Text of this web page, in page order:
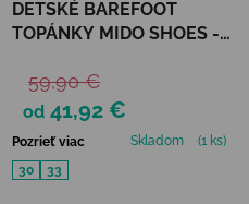
DETSKÉ BAREFOOT
TOPÁNKY MIDO SHOES -
od 41,92 €
59,90 €
Pozrieť viac Skladom
(1 ks)
30
33